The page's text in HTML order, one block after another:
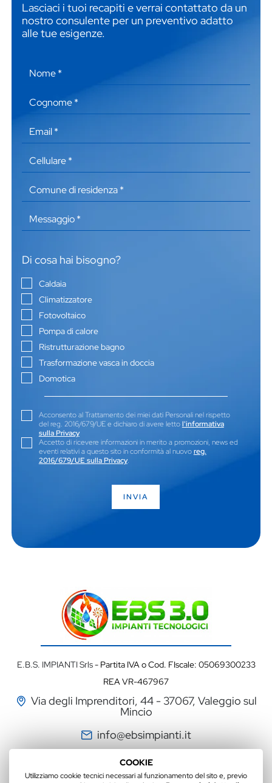
Lasciaci i tuoi recapiti e verrai contattato da un
nostro consulente per un preventivo adatto
alle tue esigenze.
Di cosa hai bisogno?
Caldaia
Climatizzatore
Fotovoltaico
Pompa di calore
Ristrutturazione bagno
Trasformazione vasca in doccia
Domotica
Acconsento al Trattamento dei miei dati Personali nel rispetto
del reg. 2016/679/UE e dichiaro di avere lettol'informativa
sulla Privacy
Accetto di ricevere informazioni in merito a promozioni, news ed
eventi relativi a questo sito in conformità al nuovoreg.
2016/679/UE sulla Privacy.
INVIA
E.B.S. IMPIANTI Srls- Partita IVA o Cod. FIscale: 05069300233
REA VR-467967
Via degli Imprenditori, 44 - 37067, Valeggio sul
Mincio
info@ebsimpianti.it
Web Agency Verona - Colombo 3000 srl
COOKIE
Utilizziamo cookie tecnici necessari al funzionamento del sito e, previo